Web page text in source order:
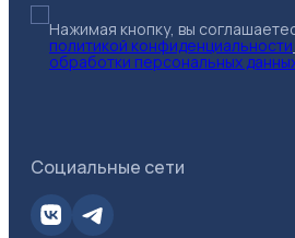
Нажимая кнопку, вы
политикой конфиденциальности
обработки персональных
Социальные сети